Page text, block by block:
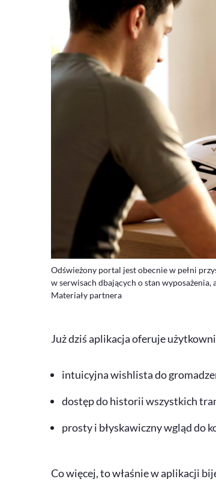
Odświeżony portal jest obecnie w pełni
w serwisach dbających o stan wyposażenia,
Materiały partnera
Już dziś aplikacja oferuje
intuicyjnawishlistado
dostęp do historii wszystkich
prosty i błyskawiczny wgląd do
Co więcej, to właśnie w aplikacji